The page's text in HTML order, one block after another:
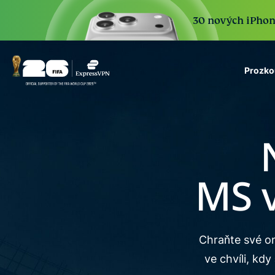
30 nových
MS
Chraňte své
ve chvíli, kdy